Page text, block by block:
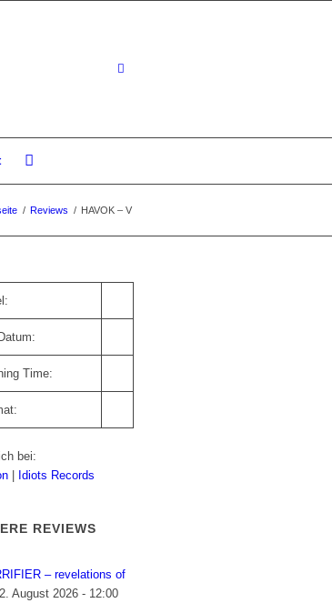
/ Reviews / HAVOK – V
Time:
bei:
Idiots Records
REVIEWS
– revelations of
2. August 2026 - 12:00